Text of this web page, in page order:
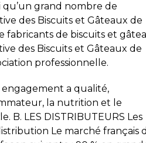
qu’un grand nombre de
des Biscuits et Gâteaux de
fabricants de biscuits et
des Biscuits et Gâteaux de
professionnelle.
a qualité,
la nutrition et le
B. LES DISTRIBUTEURS Les
Le marché français